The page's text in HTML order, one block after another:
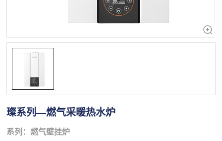
璨系列—燃气采暖热水炉
系列：燃气壁挂炉